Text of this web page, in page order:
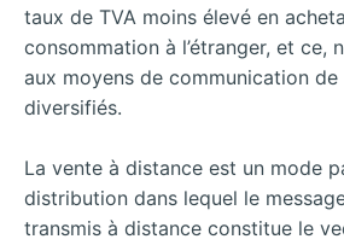
taux de TVA moins élevé en
consommation à l’étranger, et ce,
aux moyens de communication de
diversifiés.
La vente à distance est un mode
distribution dans lequel le
transmis à distance constitue le